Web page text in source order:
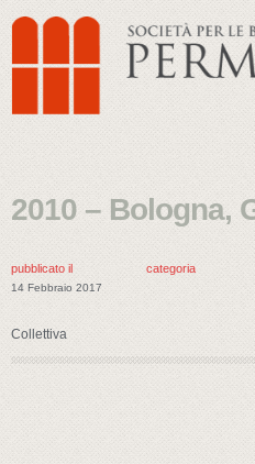
2010 – Bologna,
pubblicato il
14 Febbraio 2017
categoria
Collettiva